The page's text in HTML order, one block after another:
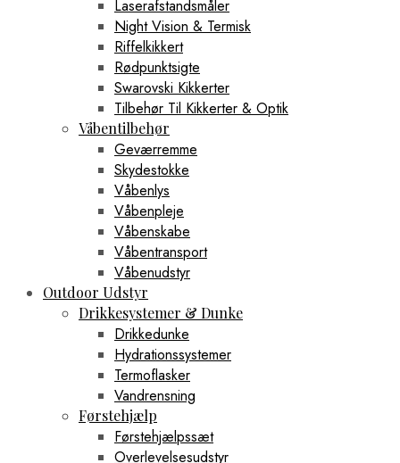
Laserafstandsmåler
Night Vision & Termisk
Riffelkikkert
Rødpunktsigte
Swarovski Kikkerter
Tilbehør Til Kikkerter & Optik
Våbentilbehør
Geværremme
Skydestokke
Våbenlys
Våbenpleje
Våbenskabe
Våbentransport
Våbenudstyr
Outdoor Udstyr
Drikkesystemer & Dunke
Drikkedunke
Hydrationssystemer
Termoflasker
Vandrensning
Førstehjælp
Førstehjælpssæt
Overlevelsesudstyr